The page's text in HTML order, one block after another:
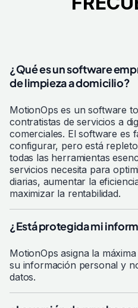
¿Qué es un software
de limpieza a domicilio?
MotionOps es un software
contratistas de servicios a
comerciales. El software es
configurar, pero está
todas las herramientas
servicios necesita para
diarias, aumentar la
maximizar la rentabilidad.
¿Está protegida mi
MotionOps asigna la
su información personal y
datos.